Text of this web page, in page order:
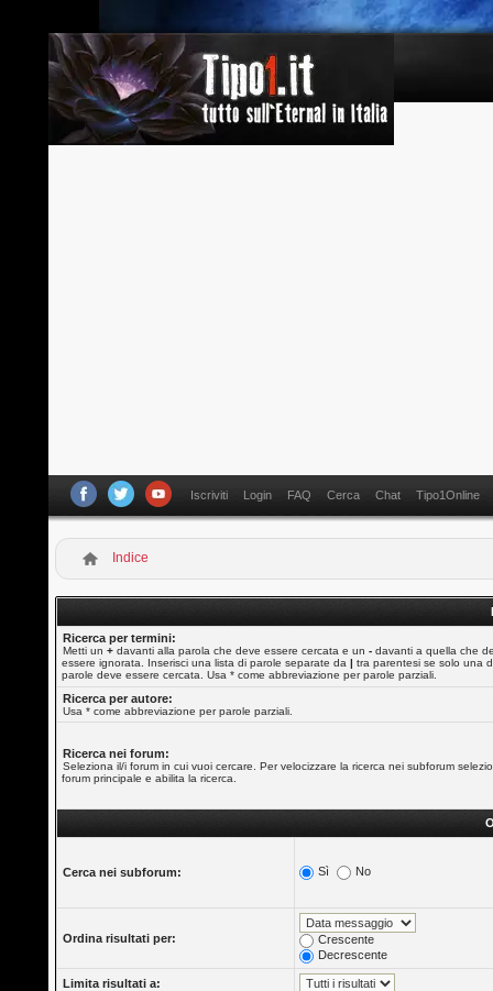
Iscriviti Login FAQ Cerca Chat Tipo1Online
Indice
Ricerca per termini:
Metti un+ davanti alla parola che deve essere cercata e un- davanti a quella che
essere ignorata. Inserisci una lista di parole separate da| tra parentesi se solo una
parole deve essere cercata. Usa * come abbreviazione per parole parziali.
Ricerca per autore:
Usa * come abbreviazione per parole parziali.
Ricerca nei forum:
Seleziona il/i forum in cui vuoi cercare. Per velocizzare la ricerca nei subforum
forum principale e abilita la ricerca.
Cerca nei subforum: Sì No
Ordina risultati per:
Crescente
Decrescente
Limita risultati a: